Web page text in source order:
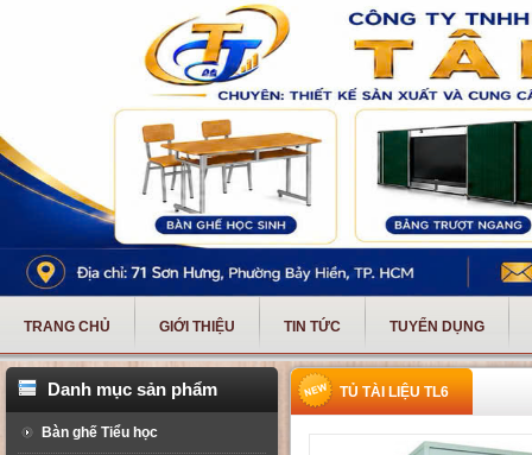
TRANG CHỦ GIỚI THIỆU TIN TỨC TUYỂN DỤNG
Danh mục sản phẩm
Bàn ghế Tiểu học
TỦ TÀI LIỆU TL6